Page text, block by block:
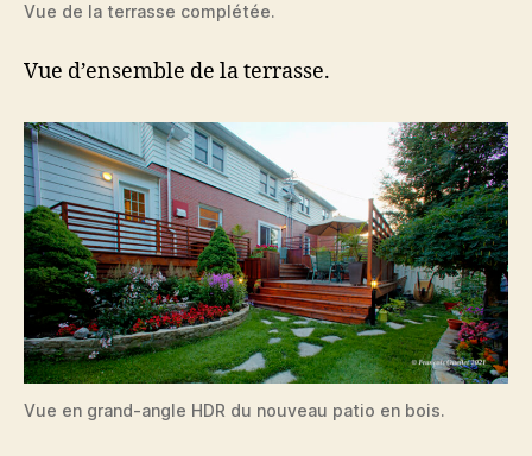
Vue de la terrasse complétée.
Vue d’ensemble de la terrasse.
Vue en grand-angle HDR du nouveau patio en bois.